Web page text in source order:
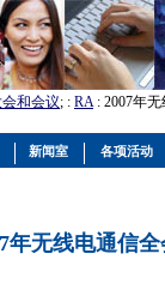
和会议; : RA: 2007年
年无线电通信
新闻室 各项活动